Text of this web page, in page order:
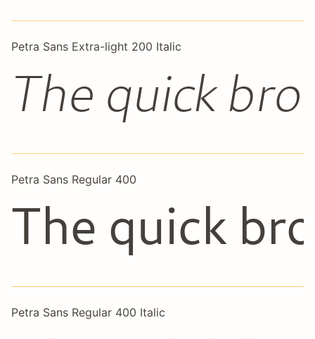
Petra Sans Extra-light 200 Italic
The quick
Petra Sans Regular 400
The quick
Petra Sans Regular 400 Italic